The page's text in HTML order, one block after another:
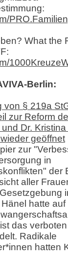
What the
Berlin:
von § 219a
zur Reform
Dr.
geöffnet
zur
in
der
aller
hatte
das
Radikale
hatten